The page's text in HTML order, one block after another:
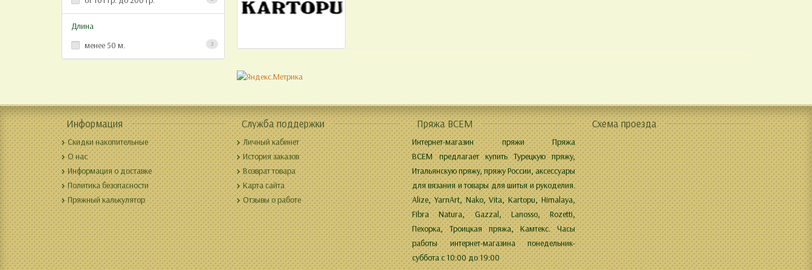
Длина
менее 50 м.
2
Информация
Скидки накопительные
О нас
Информация о доставке
Политика безопасности
Пряжный калькулятор
Служба поддержки
Личный кабинет
История заказов
Возврат товара
Карта сайта
Отзывы о работе
Пряжа ВСЕМ
Интернет-магазин пряжи Пряжа
ВСЕМ предлагает купить Турецкую пряжу,
Итальянскую пряжу, пряжу России, аксессуары
для вязания и товары для шитья и рукоделия.
Alize, YarnArt, Nako, Vita, Kartopu, Himalaya,
Fibra Natura, Gazzal, Lanosso, Rozetti,
Пехорка, Троицкая пряжа, Камтекс. Часы
работы интернет-магазина понедельник-
суббота с 10:00 до 19:00
Схема проезда